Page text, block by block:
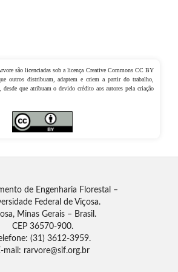
são licenciadas sob a licença Creative Commons CC BY
outros distribuam, adaptem e criem a partir do trabalho,
desde que atribuam o devido crédito aos autores pela criação
de Engenharia Florestal –
Federal de Viçosa.
Minas Gerais – Brasil.
CEP 36570-900.
(31) 3612-3959.
mail: rarvore@sif.org.br